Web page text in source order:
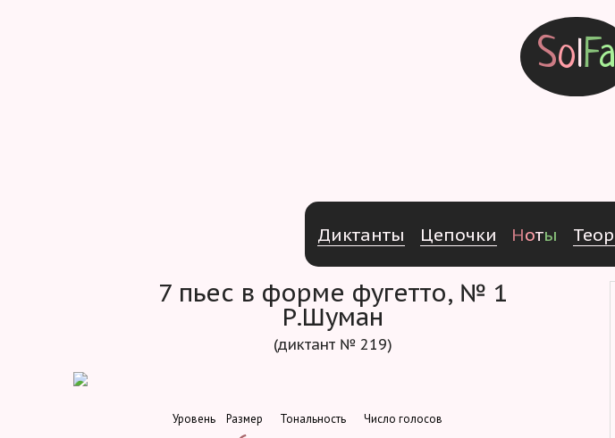
SolFa
Диктанты Цепочки Ноты Теор
7 пьес в форме фугетто, № 1
Р.Шуман
(диктант № 219)
Уровень Размер Тональность Число голосов